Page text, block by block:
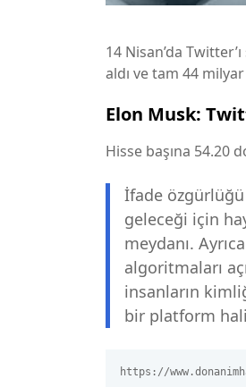
14 Nisan’da
aldı ve tam 44
Elon Musk:
Hisse başına 54.20
İfade özgürlüğü
geleceği için
meydanı.
algoritmaları
insanların
bir platform
https://